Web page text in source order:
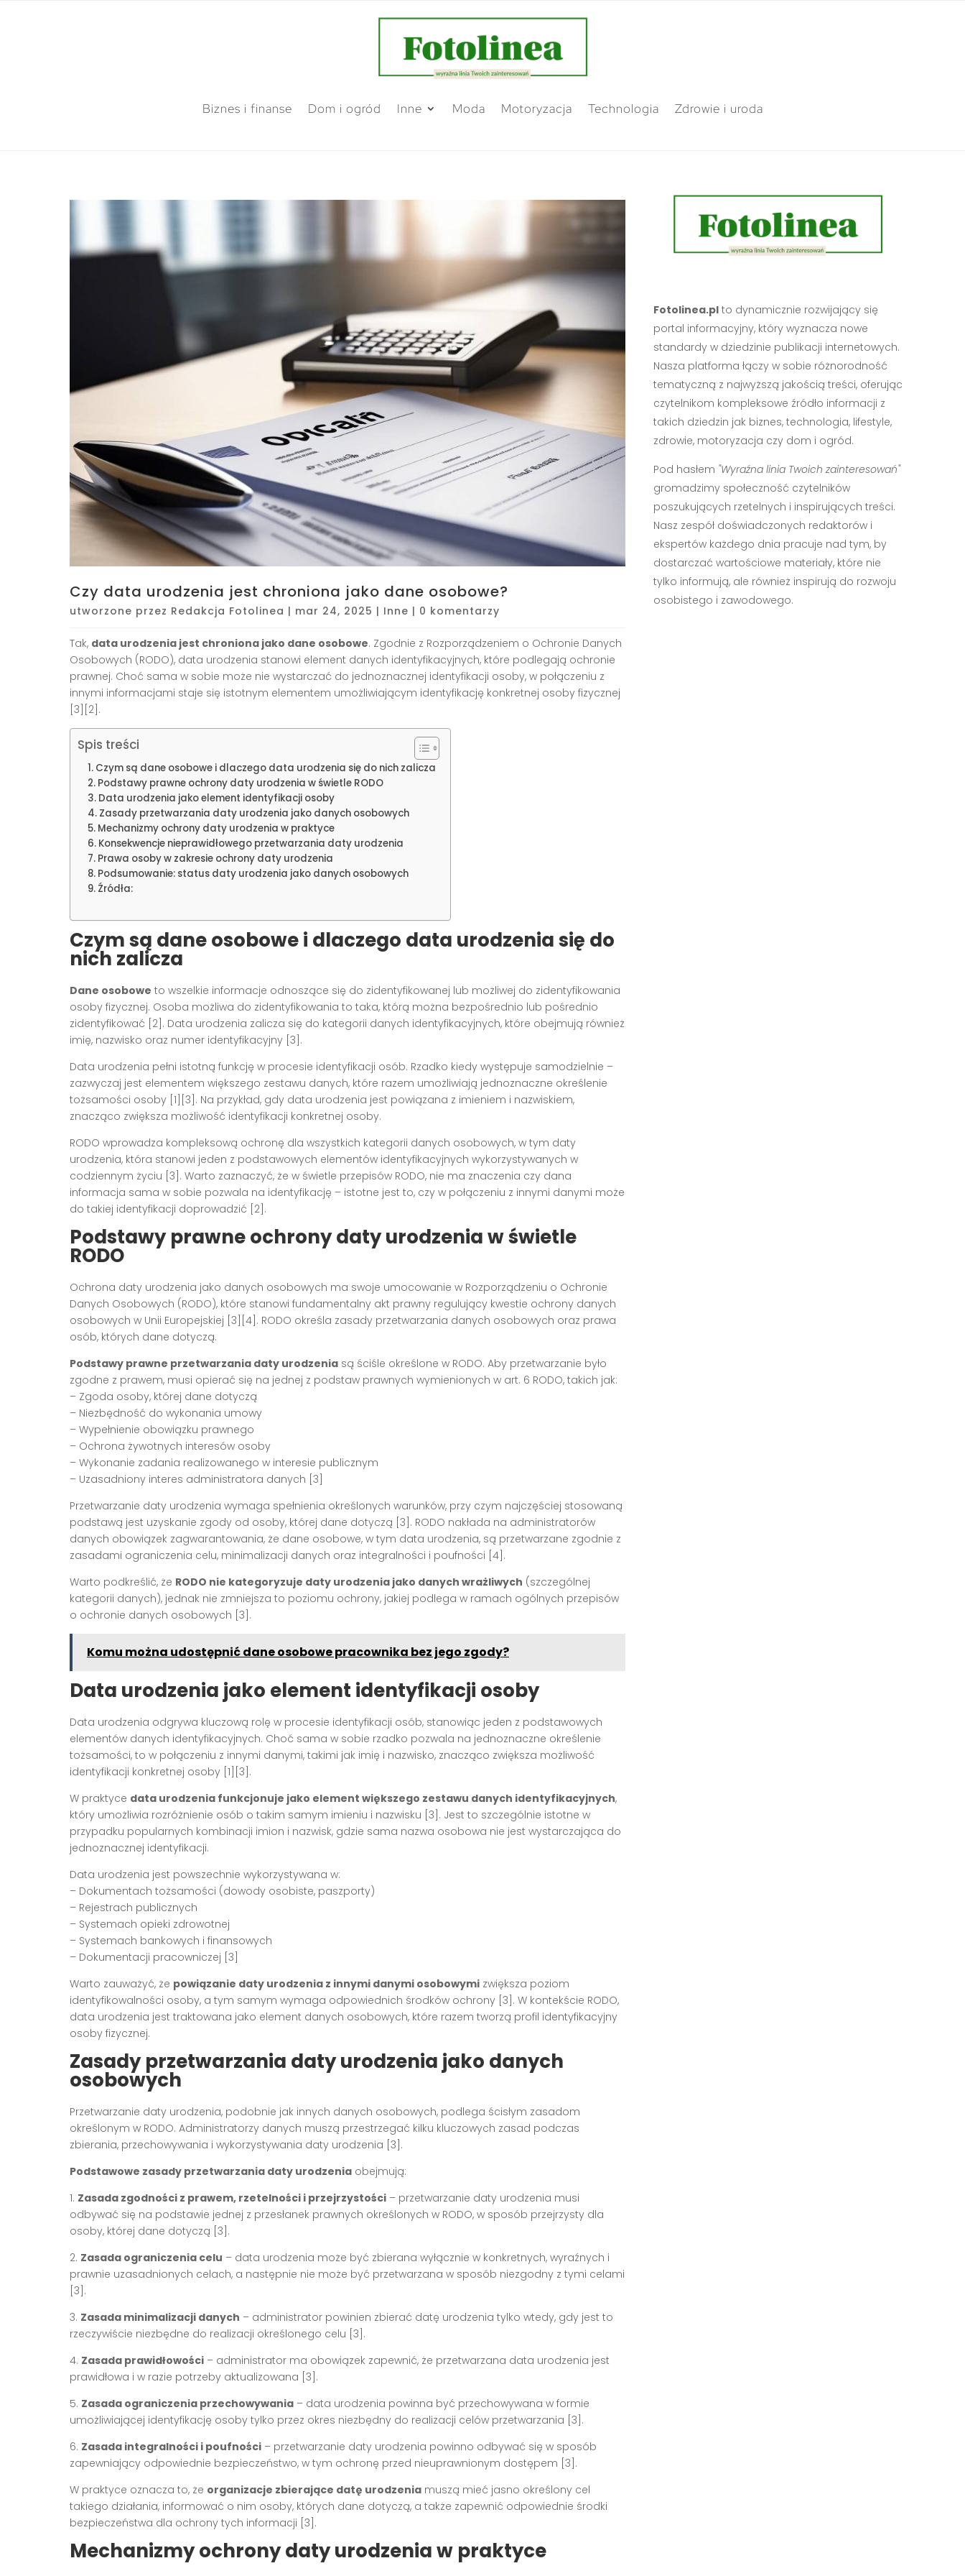
Biznes i finanse Dom i ogród Inne Moda Motoryzacja Technologia Zdrowie i uroda
Czy data urodzenia jest chroniona jako dane osobowe?
utworzone przez Redakcja Fotolinea | mar 24, 2025 | Inne | 0 komentarzy
Tak, data urodzenia jest chroniona jako dane osobowe. Zgodnie z Rozporządzeniem o Ochronie Danych
Osobowych (RODO), data urodzenia stanowi element danych identyfikacyjnych, które podlegają ochronie
prawnej. Choć sama w sobie może nie wystarczać do jednoznacznej identyfikacji osoby, w połączeniu z
innymi informacjami staje się istotnym elementem umożliwiającym identyfikację konkretnej osoby fizycznej
[3][2].
Spis treści
Czym są dane osobowe i dlaczego data urodzenia się do nich zalicza
Podstawy prawne ochrony daty urodzenia w świetle RODO
Data urodzenia jako element identyfikacji osoby
Zasady przetwarzania daty urodzenia jako danych osobowych
Mechanizmy ochrony daty urodzenia w praktyce
Konsekwencje nieprawidłowego przetwarzania daty urodzenia
Prawa osoby w zakresie ochrony daty urodzenia
Podsumowanie: status daty urodzenia jako danych osobowych
Źródła:
Czym są dane osobowe i dlaczego data urodzenia się do
nich zalicza
Dane osobowe to wszelkie informacje odnoszące się do zidentyfikowanej lub możliwej do zidentyfikowania
osoby fizycznej. Osoba możliwa do zidentyfikowania to taka, którą można bezpośrednio lub pośrednio
zidentyfikować [2]. Data urodzenia zalicza się do kategorii danych identyfikacyjnych, które obejmują również
imię, nazwisko oraz numer identyfikacyjny [3].
Data urodzenia pełni istotną funkcję w procesie identyfikacji osób. Rzadko kiedy występuje samodzielnie –
zazwyczaj jest elementem większego zestawu danych, które razem umożliwiają jednoznaczne określenie
tożsamości osoby [1][3]. Na przykład, gdy data urodzenia jest powiązana z imieniem i nazwiskiem,
znacząco zwiększa możliwość identyfikacji konkretnej osoby.
RODO wprowadza kompleksową ochronę dla wszystkich kategorii danych osobowych, w tym daty
urodzenia, która stanowi jeden z podstawowych elementów identyfikacyjnych wykorzystywanych w
codziennym życiu [3]. Warto zaznaczyć, że w świetle przepisów RODO, nie ma znaczenia czy dana
informacja sama w sobie pozwala na identyfikację – istotne jest to, czy w połączeniu z innymi danymi może
do takiej identyfikacji doprowadzić [2].
Podstawy prawne ochrony daty urodzenia w świetle
RODO
Ochrona daty urodzenia jako danych osobowych ma swoje umocowanie w Rozporządzeniu o Ochronie
Danych Osobowych (RODO), które stanowi fundamentalny akt prawny regulujący kwestie ochrony danych
osobowych w Unii Europejskiej [3][4]. RODO określa zasady przetwarzania danych osobowych oraz prawa
osób, których dane dotyczą.
Podstawy prawne przetwarzania daty urodzenia są ściśle określone w RODO. Aby przetwarzanie było
zgodne z prawem, musi opierać się na jednej z podstaw prawnych wymienionych w art. 6 RODO, takich jak:
– Zgoda osoby, której dane dotyczą
– Niezbędność do wykonania umowy
– Wypełnienie obowiązku prawnego
– Ochrona żywotnych interesów osoby
– Wykonanie zadania realizowanego w interesie publicznym
– Uzasadniony interes administratora danych [3]
Przetwarzanie daty urodzenia wymaga spełnienia określonych warunków, przy czym najczęściej stosowaną
podstawą jest uzyskanie zgody od osoby, której dane dotyczą [3]. RODO nakłada na administratorów
danych obowiązek zagwarantowania, że dane osobowe, w tym data urodzenia, są przetwarzane zgodnie z
zasadami ograniczenia celu, minimalizacji danych oraz integralności i poufności [4].
Warto podkreślić, że RODO nie kategoryzuje daty urodzenia jako danych wrażliwych (szczególnej
kategorii danych), jednak nie zmniejsza to poziomu ochrony, jakiej podlega w ramach ogólnych przepisów
o ochronie danych osobowych [3].
Komu można udostępnić dane osobowe pracownika bez jego zgody?
Data urodzenia jako element identyfikacji osoby
Data urodzenia odgrywa kluczową rolę w procesie identyfikacji osób, stanowiąc jeden z podstawowych
elementów danych identyfikacyjnych. Choć sama w sobie rzadko pozwala na jednoznaczne określenie
tożsamości, to w połączeniu z innymi danymi, takimi jak imię i nazwisko, znacząco zwiększa możliwość
identyfikacji konkretnej osoby [1][3].
W praktyce data urodzenia funkcjonuje jako element większego zestawu danych identyfikacyjnych,
który umożliwia rozróżnienie osób o takim samym imieniu i nazwisku [3]. Jest to szczególnie istotne w
przypadku popularnych kombinacji imion i nazwisk, gdzie sama nazwa osobowa nie jest wystarczająca do
jednoznacznej identyfikacji.
Data urodzenia jest powszechnie wykorzystywana w:
– Dokumentach tożsamości (dowody osobiste, paszporty)
– Rejestrach publicznych
– Systemach opieki zdrowotnej
– Systemach bankowych i finansowych
– Dokumentacji pracowniczej [3]
Warto zauważyć, że powiązanie daty urodzenia z innymi danymi osobowymi zwiększa poziom
identyfikowalności osoby, a tym samym wymaga odpowiednich środków ochrony [3]. W kontekście RODO,
data urodzenia jest traktowana jako element danych osobowych, które razem tworzą profil identyfikacyjny
osoby fizycznej.
Zasady przetwarzania daty urodzenia jako danych
osobowych
Przetwarzanie daty urodzenia, podobnie jak innych danych osobowych, podlega ścisłym zasadom
określonym w RODO. Administratorzy danych muszą przestrzegać kilku kluczowych zasad podczas
zbierania, przechowywania i wykorzystywania daty urodzenia [3].
Podstawowe zasady przetwarzania daty urodzenia obejmują:
1. Zasada zgodności z prawem, rzetelności i przejrzystości – przetwarzanie daty urodzenia musi
odbywać się na podstawie jednej z przesłanek prawnych określonych w RODO, w sposób przejrzysty dla
osoby, której dane dotyczą [3].
2. Zasada ograniczenia celu – data urodzenia może być zbierana wyłącznie w konkretnych, wyraźnych i
prawnie uzasadnionych celach, a następnie nie może być przetwarzana w sposób niezgodny z tymi celami
[3].
3. Zasada minimalizacji danych – administrator powinien zbierać datę urodzenia tylko wtedy, gdy jest to
rzeczywiście niezbędne do realizacji określonego celu [3].
4. Zasada prawidłowości – administrator ma obowiązek zapewnić, że przetwarzana data urodzenia jest
prawidłowa i w razie potrzeby aktualizowana [3].
5. Zasada ograniczenia przechowywania – data urodzenia powinna być przechowywana w formie
umożliwiającej identyfikację osoby tylko przez okres niezbędny do realizacji celów przetwarzania [3].
6. Zasada integralności i poufności – przetwarzanie daty urodzenia powinno odbywać się w sposób
zapewniający odpowiednie bezpieczeństwo, w tym ochronę przed nieuprawnionym dostępem [3].
W praktyce oznacza to, że organizacje zbierające datę urodzenia muszą mieć jasno określony cel
takiego działania, informować o nim osoby, których dane dotyczą, a także zapewnić odpowiednie środki
bezpieczeństwa dla ochrony tych informacji [3].
Mechanizmy ochrony daty urodzenia w praktyce
Fotolinea.plto dynamicznie rozwijający się
portal informacyjny, który wyznacza nowe
standardy w dziedzinie publikacji internetowych.
Nasza platforma łączy w sobie różnorodność
tematyczną z najwyższą jakością treści, oferując
czytelnikom kompleksowe źródło informacji z
takich dziedzin jak biznes, technologia, lifestyle,
zdrowie, motoryzacja czy dom i ogród.
Pod hasłem "Wyraźna linia Twoich zainteresowań"
gromadzimy społeczność czytelników
poszukujących rzetelnych i inspirujących treści.
Nasz zespół doświadczonych redaktorów i
ekspertów każdego dnia pracuje nad tym, by
dostarczać wartościowe materiały, które nie
tylko informują, ale również inspirują do rozwoju
osobistego i zawodowego.